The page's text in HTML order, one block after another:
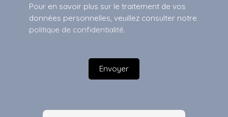
Pour en savoir plus sur le traitement de vos
données personnelles, veuillez consulter notre
politique de confidentialité.
Envoyer